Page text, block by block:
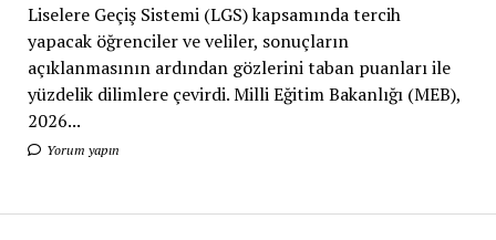
Liselere Geçiş Sistemi (LGS) kapsamında tercih
yapacak öğrenciler ve veliler, sonuçların
açıklanmasının ardından gözlerini taban puanları ile
yüzdelik dilimlere çevirdi. Milli Eğitim Bakanlığı (MEB),
2026...
Yorum yapın